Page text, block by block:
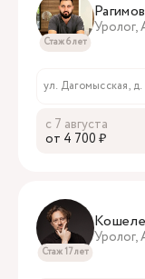
Стаж 6 лет
Уролог,
ул. Дагомысская,
с 7 августа
oт 4 700 ₽
Стаж 17 лет
Уролог,